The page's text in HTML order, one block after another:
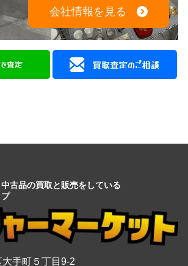
手町５丁目9-2
19:00
火曜日
年中無休
アは広島全域となります